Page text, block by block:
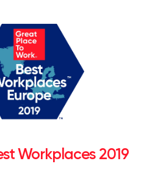
Workplaces 2019